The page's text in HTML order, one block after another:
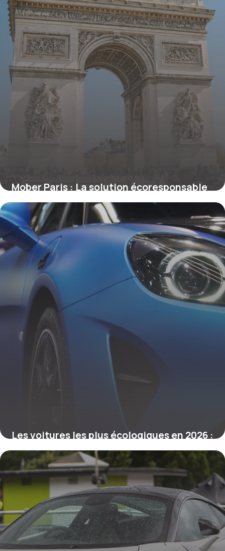
Mober Paris : La solution écoresponsable
pour la mobilité urbaine
16 mars 2026
Les voitures les plus écologiques en 2026 :
top infaillible
2 mars 2026